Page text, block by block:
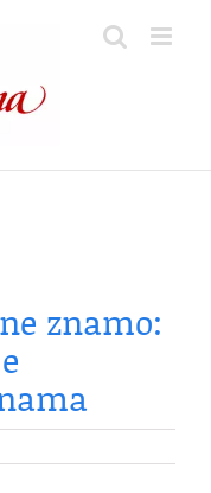
znamo: